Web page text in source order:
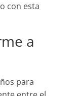
con esta
a
para